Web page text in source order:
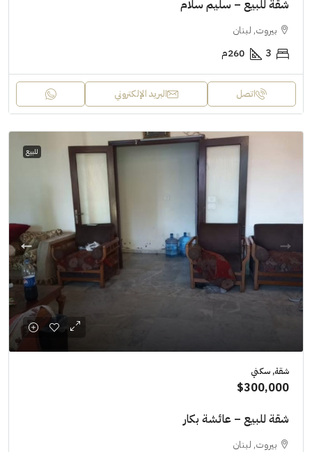
شقة للبيع – سليم سلام
بيروت, لبنان
3 260م
اتصل البريد الإلكتروني
للبيع
شقة, سكني
$300,000
شقة للبيع – عائشة بكار
بيروت, لبنان